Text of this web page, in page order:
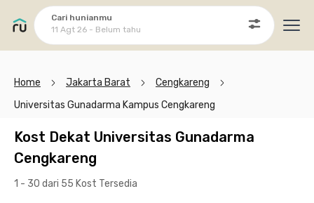
Cari hunianmu
11 Agt 26 - Belum tahu
Home Jakarta Barat
Cengkareng
Universitas Gunadarma Kampus Cengkareng
Kost Dekat Universitas Gunadarma
Cengkareng
1 - 30 dari 55 Kost Tersedia